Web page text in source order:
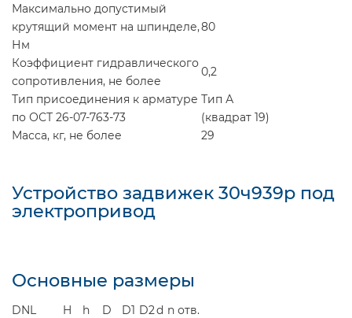
Максимально допустимый
крутящий момент на шпинделе,
Нм
80
Коэффициент гидравлического
сопротивления, не более
0,2
Тип присоединения к арматуре
по ОСТ 26-07-763-73
Тип А
(квадрат 19)
Масса, кг, не более
29
Устройство задвижек 30ч939р под
электропривод
Основные размеры
DNL H h D D1 D2d n отв.